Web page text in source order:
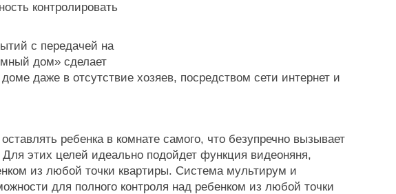
контролировать
с передачей на
дом» сделает
даже в отсутствие хозяев, посредством сети интернет и
ребенка в комнате самого, что безупречно вызывает
Для этих целей идеально подойдет функция видеоняня,
из любой точки квартиры. Система мультирум и
для полного контроля над ребенком из любой точки